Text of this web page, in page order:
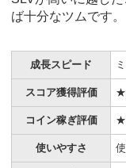
ば十分なツムです。
成長スピード
スコア獲得評価
コイン稼ぎ評価
使いやすさ